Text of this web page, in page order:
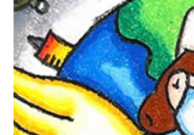
hội_ISDS)